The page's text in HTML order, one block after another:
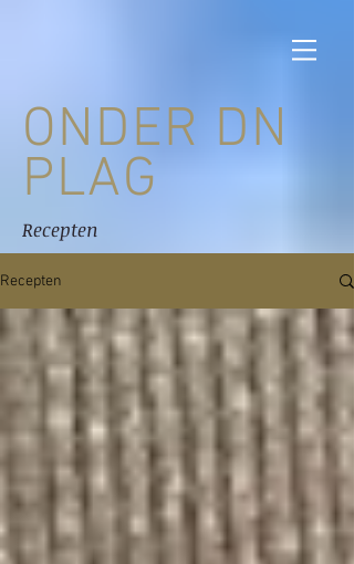
ONDER DN
PLAG
Recepten
Recepten